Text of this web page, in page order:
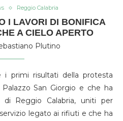
Reggio Calabria
I LAVORI DI BONIFICA
A CIELO APERTO
Plutino
i primi risultati della protesta
San Giorgio e che ha
Reggio Calabria, uniti per
legato ai rifiuti e che ha